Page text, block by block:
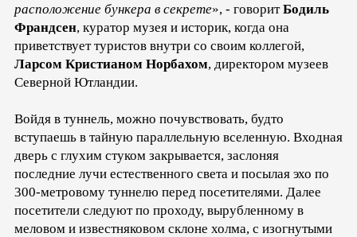
расположение бункера в секрете», - говоритБодиль
Франдсен, куратор музея и историк, когда она
приветствует туристов внутри со своим коллегой,
Ларсом Кристианом Норбахом, директором музеев
Северной Ютландии.
Войдя в туннель, можно почувствовать, будто
вступаешь в тайную параллельную вселенную. Входная
дверь с глухим стуком закрывается, заслоняя
последние лучи естественного света и посылая эхо по
300-метровому туннелю перед посетителями. Далее
посетители следуют по проходу, вырубленному в
меловом и известняковом склоне холма, с изогнутыми